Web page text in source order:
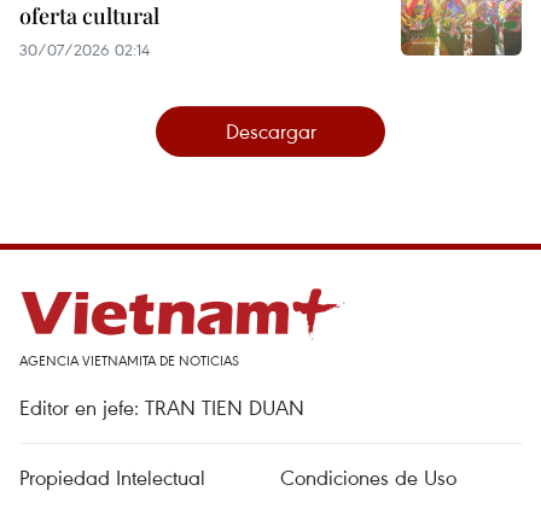
oferta cultural
30/07/2026 02:14
Descargar
AGENCIA VIETNAMITA DE NOTICIAS
Editor en jefe: TRAN TIEN DUAN
Propiedad Intelectual
Condiciones de Uso